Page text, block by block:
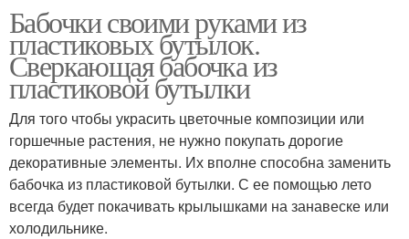
Бабочки своими руками из
пластиковых бутылок.
Сверкающая бабочка из
пластиковой бутылки
Для того чтобы украсить цветочные композиции или
горшечные растения, не нужно покупать дорогие
декоративные элементы. Их вполне способна заменить
бабочка из пластиковой бутылки. С ее помощью лето
всегда будет покачивать крылышками на занавеске или
холодильнике.